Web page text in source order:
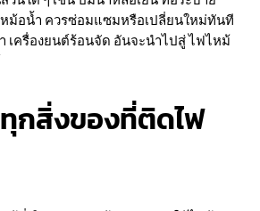
ม้อน้ำ ควรซ่อมแซมหรือเปลี่ยนใหม่ทันที
เครื่องยนต์ร้อนจัด อันจะนำไปสู่ ไฟไหม้
กสิ่งของที่ติดไฟ